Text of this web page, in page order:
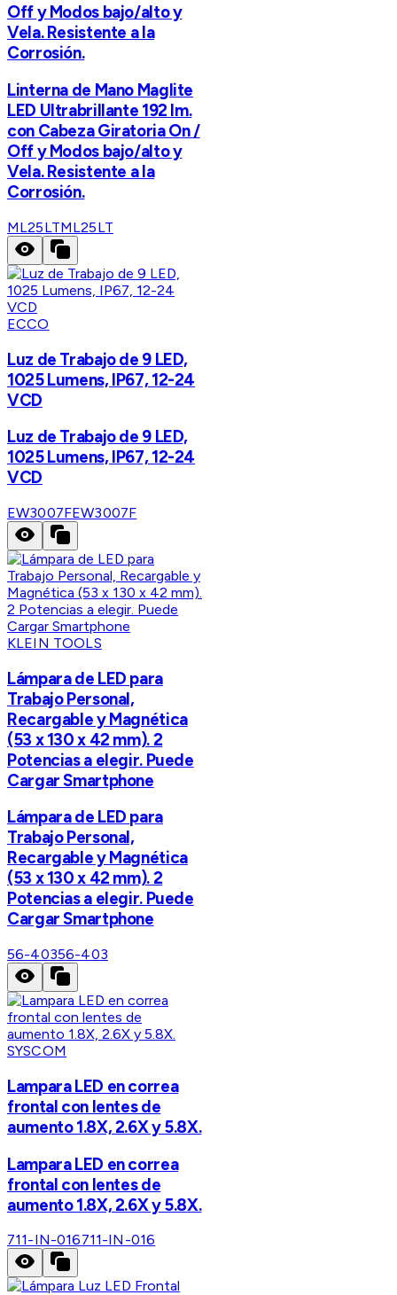
Off y Modos bajo/alto y
Vela. Resistente a la
Corrosión.
Linterna de Mano Maglite
LED Ultrabrillante 192 lm.
con Cabeza Giratoria On /
Off y Modos bajo/alto y
Vela. Resistente a la
Corrosión.
ML25LTML25LT
ECCO
Luz de Trabajo de 9 LED,
1025 Lumens, IP67, 12-24
VCD
Luz de Trabajo de 9 LED,
1025 Lumens, IP67, 12-24
VCD
EW3007FEW3007F
KLEIN TOOLS
Lámpara de LED para
Trabajo Personal,
Recargable y Magnética
(53 x 130 x 42 mm). 2
Potencias a elegir. Puede
Cargar Smartphone
Lámpara de LED para
Trabajo Personal,
Recargable y Magnética
(53 x 130 x 42 mm). 2
Potencias a elegir. Puede
Cargar Smartphone
56-40356-403
SYSCOM
Lampara LED en correa
frontal con lentes de
aumento 1.8X, 2.6X y 5.8X.
Lampara LED en correa
frontal con lentes de
aumento 1.8X, 2.6X y 5.8X.
711-IN-016711-IN-016